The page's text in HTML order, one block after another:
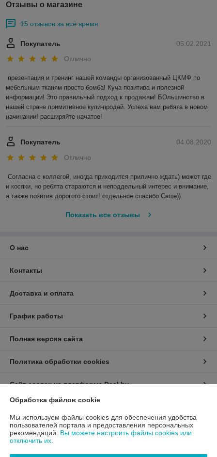
Отзывы о магазине
15 отзывов за всё время
05.02.2021
Покупатель
Отлично
презентация и тренинг нашей команды организованный ЦКМФ по
мебельным тканям просто бомба! Куча позитива и полезной
информации! Это правильный подход к продажам! БОльшинство в
нашей стране примитивное купи-продай. Успеха вам ребята в новом
начинании! расширяйте начатое!
04.08.2020
Покупатель
Отлично
Согласна с коллегой, иногда приходится прилично ждать) может где
и косяки, но ребята стараются и неподдельный интерес и внимание,
а также позитив дорогого стоит! отдельное спасибо Саше))
Показать все отзывы
О нас
Контакты
Доставка и оплата
График работы
Полная версия сайта
Политика обработки cookies
Сайт создан на платформе Deal.by
Информация для покупателя
Юридическое лицо: ООО "ЦКМФ-БЕЛ"
223043 РБ, Минская обл., Минский р-н, Папернянский с/с, 84А-3
Обработка файлов cookie
Мы используем файлы cookies для обеспечения удобства
пользователей портала и предоставления персональных
рекомендаций. Вы можете настроить файлы cookies или
отключить их.